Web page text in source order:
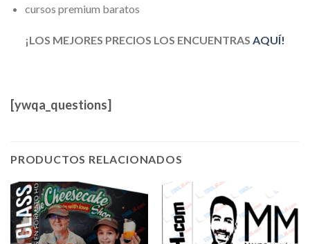
cursos premium baratos
¡LOS MEJORES PRECIOS LOS ENCUENTRAS AQUÍ!
[ywqa_questions]
PRODUCTOS RELACIONADOS